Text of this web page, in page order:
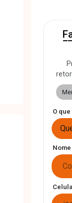
O
Nome